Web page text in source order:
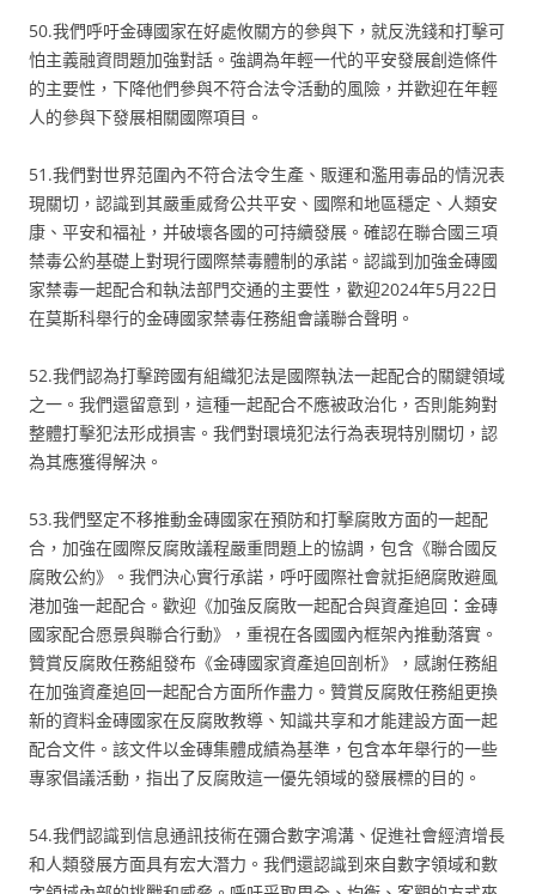
50.我們呼吁金磚國家在好處攸關方的參與下，就反洗錢和打擊可
怕主義融資問題加強對話。強調為年輕一代的平安發展創造條件
的主要性，下降他們參與不符合法令活動的風險，并歡迎在年輕
人的參與下發展相關國際項目。
51.我們對世界范圍內不符合法令生產、販運和濫用毒品的情況表
現關切，認識到其嚴重威脅公共平安、國際和地區穩定、人類安
康、平安和福祉，并破壞各國的可持續發展。確認在聯合國三項
禁毒公約基礎上對現行國際禁毒體制的承諾。認識到加強金磚國
家禁毒一起配合和執法部門交通的主要性，歡迎2024年5月22日
在莫斯科舉行的金磚國家禁毒任務組會議聯合聲明。
52.我們認為打擊跨國有組織犯法是國際執法一起配合的關鍵領域
之一。我們還留意到，這種一起配合不應被政治化，否則能夠對
整體打擊犯法形成損害。我們對環境犯法行為表現特別關切，認
為其應獲得解決。
53.我們堅定不移推動金磚國家在預防和打擊腐敗方面的一起配
合，加強在國際反腐敗議程嚴重問題上的協調，包含《聯合國反
腐敗公約》。我們決心實行承諾，呼吁國際社會就拒絕腐敗避風
港加強一起配合。歡迎《加強反腐敗一起配合與資產追回：金磚
國家配合愿景與聯合行動》，重視在各國國內框架內推動落實。
贊賞反腐敗任務組發布《金磚國家資產追回剖析》，感謝任務組
在加強資產追回一起配合方面所作盡力。贊賞反腐敗任務組更換
新的資料金磚國家在反腐敗教導、知識共享和才能建設方面一起
配合文件。該文件以金磚集體成績為基準，包含本年舉行的一些
專家倡議活動，指出了反腐敗這一優先領域的發展標的目的。
54.我們認識到信息通訊技術在彌合數字鴻溝、促進社會經濟增長
和人類發展方面具有宏大潛力。我們還認識到來自數字領域和數